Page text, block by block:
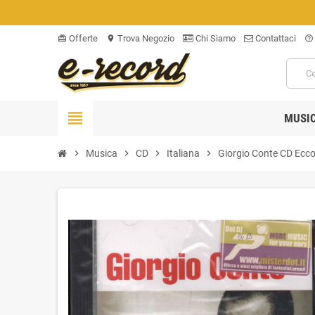
card_giftcard Offerte location_on Trova Negozio Chi Siamo Contattaci help_outline
view_headline
chevron_right Musica chevron_right CD chevron_right Italiana chevron_right Giorgio Conte ‎CD